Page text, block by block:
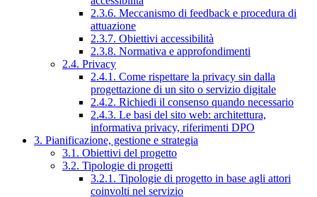
2.3.6. Meccanismo di feedback e procedura di
attuazione
2.3.7. Obiettivi accessibilità
2.3.8. Normativa e approfondimenti
2.4. Privacy
2.4.1. Come rispettare la privacy sin dalla
progettazione di un sito o servizio digitale
2.4.2. Richiedi il consenso quando necessario
2.4.3. Le basi del sito web: architettura,
informativa privacy, riferimenti DPO
3. Pianificazione, gestione e strategia
3.1. Obiettivi del progetto
3.2. Tipologie di progetti
3.2.1. Tipologie di progetto in base agli attori
coinvolti nel servizio